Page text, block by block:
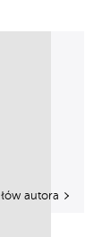
autora